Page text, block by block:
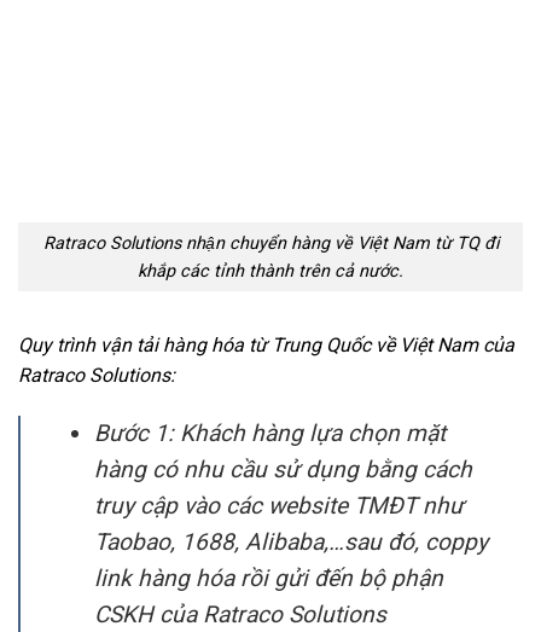
Ratraco Solutions nhận chuyển hàng về Việt Nam từ TQ đi
khắp các tỉnh thành trên cả nước.
Quy trình vận tải hàng hóa từ Trung Quốc về Việt Nam của
Ratraco Solutions:
Bước 1: Khách hàng lựa chọn mặt
hàng có nhu cầu sử dụng bằng cách
truy cập vào các website TMĐT như
Taobao, 1688, Alibaba,…sau đó, coppy
link hàng hóa rồi gửi đến bộ phận
CSKH của Ratraco Solutions